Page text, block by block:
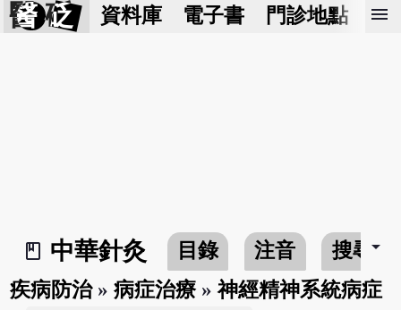
醫 砭 資料庫 電子書 門診地點 預
menu
book_2
中華針灸 目錄 注音 搜尋arrow_drop_down
疾病防治»病症治療»神經精神系統病症